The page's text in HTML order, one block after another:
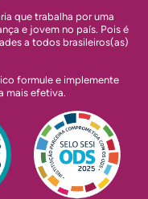
que trabalha por uma
e jovem no país. Pois é
a todos brasileiros(as)
formule e implemente
mais efetiva.